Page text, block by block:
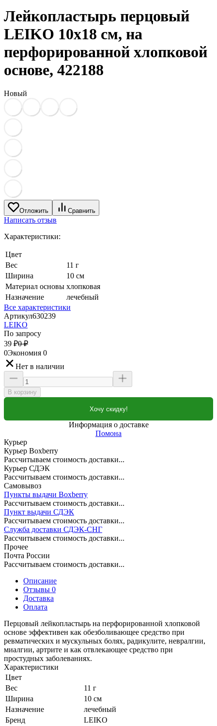
Лейкопластырь перцовый
LEIKO 10х18 см, на
перфорированной хлопковой
основе, 422188
Новый
Отложить Сравнить
Написать отзыв
Характеристики:
Цвет
Вес
11 г
Ширина
10 см
Материал основы хлопковая
Назначение
лечебный
Все характеристики
Артикул630239
LEIKO
По запросу
39 ₽0 ₽
0Экономия 0
Нет в наличии
В корзину
Хочу скидку!
Информация о доставке
Помона
Курьер
Курьер Boxberry
Рассчитываем стоимость доставки...
Курьер СДЭК
Рассчитываем стоимость доставки...
Самовывоз
Пункты выдачи Boxberry
Рассчитываем стоимость доставки...
Пункт выдачи СДЭК
Рассчитываем стоимость доставки...
Служба доставки СДЭК-СНГ
Рассчитываем стоимость доставки...
Прочее
Почта России
Рассчитываем стоимость доставки...
Описание
Отзывы 0
Доставка
Оплата
Перцовый лейкопластырь на перфорированной хлопковой
основе эффективен как обезболивающее средство при
ревматических и мускульных болях, радикулите, невралгии,
миалгии, артрите и как отвлекающее средство при
простудных заболеваниях.
Характеристики
Цвет
Вес
11 г
Ширина
10 см
Назначение
лечебный
Бренд
LEIKO